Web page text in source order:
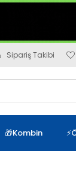
Sipariş Takibi
🎁Kombin